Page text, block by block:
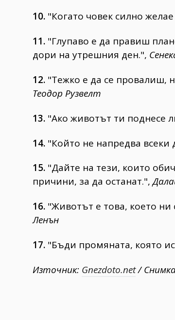
10. "Когато човек силно
11. "Глупаво е да правиш
дори на утрешния ден.",
12. "Тежко е да се провалиш,
Теодор Рузвелт
13. "Ако животът ти поднесе
14. "Който не напредва всеки
15. "Дайте на тези, които
причини, за да останат.",
16. "Животът е това, което ни
Ленън
17. "Бъди промяната, която
Източник: Gnezdoto.net/